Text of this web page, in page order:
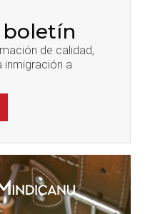
boletín
de calidad,
inmigración a